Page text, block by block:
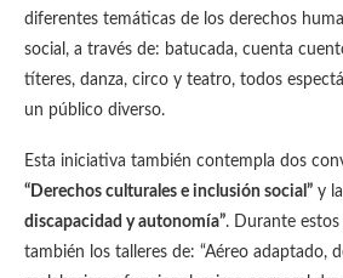
diferentes temáticas de los derechos
social, a través de: batucada, cuenta
títeres, danza, circo y teatro, todos
un público diverso.
Esta iniciativa también contempla dos
“Derechos culturales e inclusión social” y la
discapacidad y autonomía”. Durante estos
también los talleres de: “Aéreo adaptado,